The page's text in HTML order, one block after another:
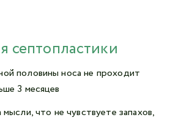
септопластики
половины носа не проходит
3 месяцев
что не чувствуете запахов,